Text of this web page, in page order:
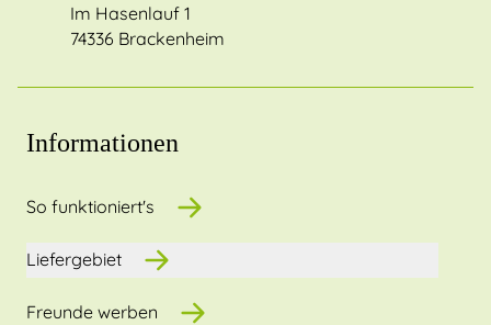
Im Hasenlauf 1
74336 Brackenheim
Informationen
So funktioniert's
Liefergebiet
Freunde werben